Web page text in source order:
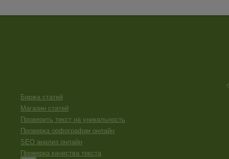
Биржа статей
Магазин статей
Проверить текст на уникальность
Проверка орфографии онлайн
SEO анализ онлайн
Проверка качества текста